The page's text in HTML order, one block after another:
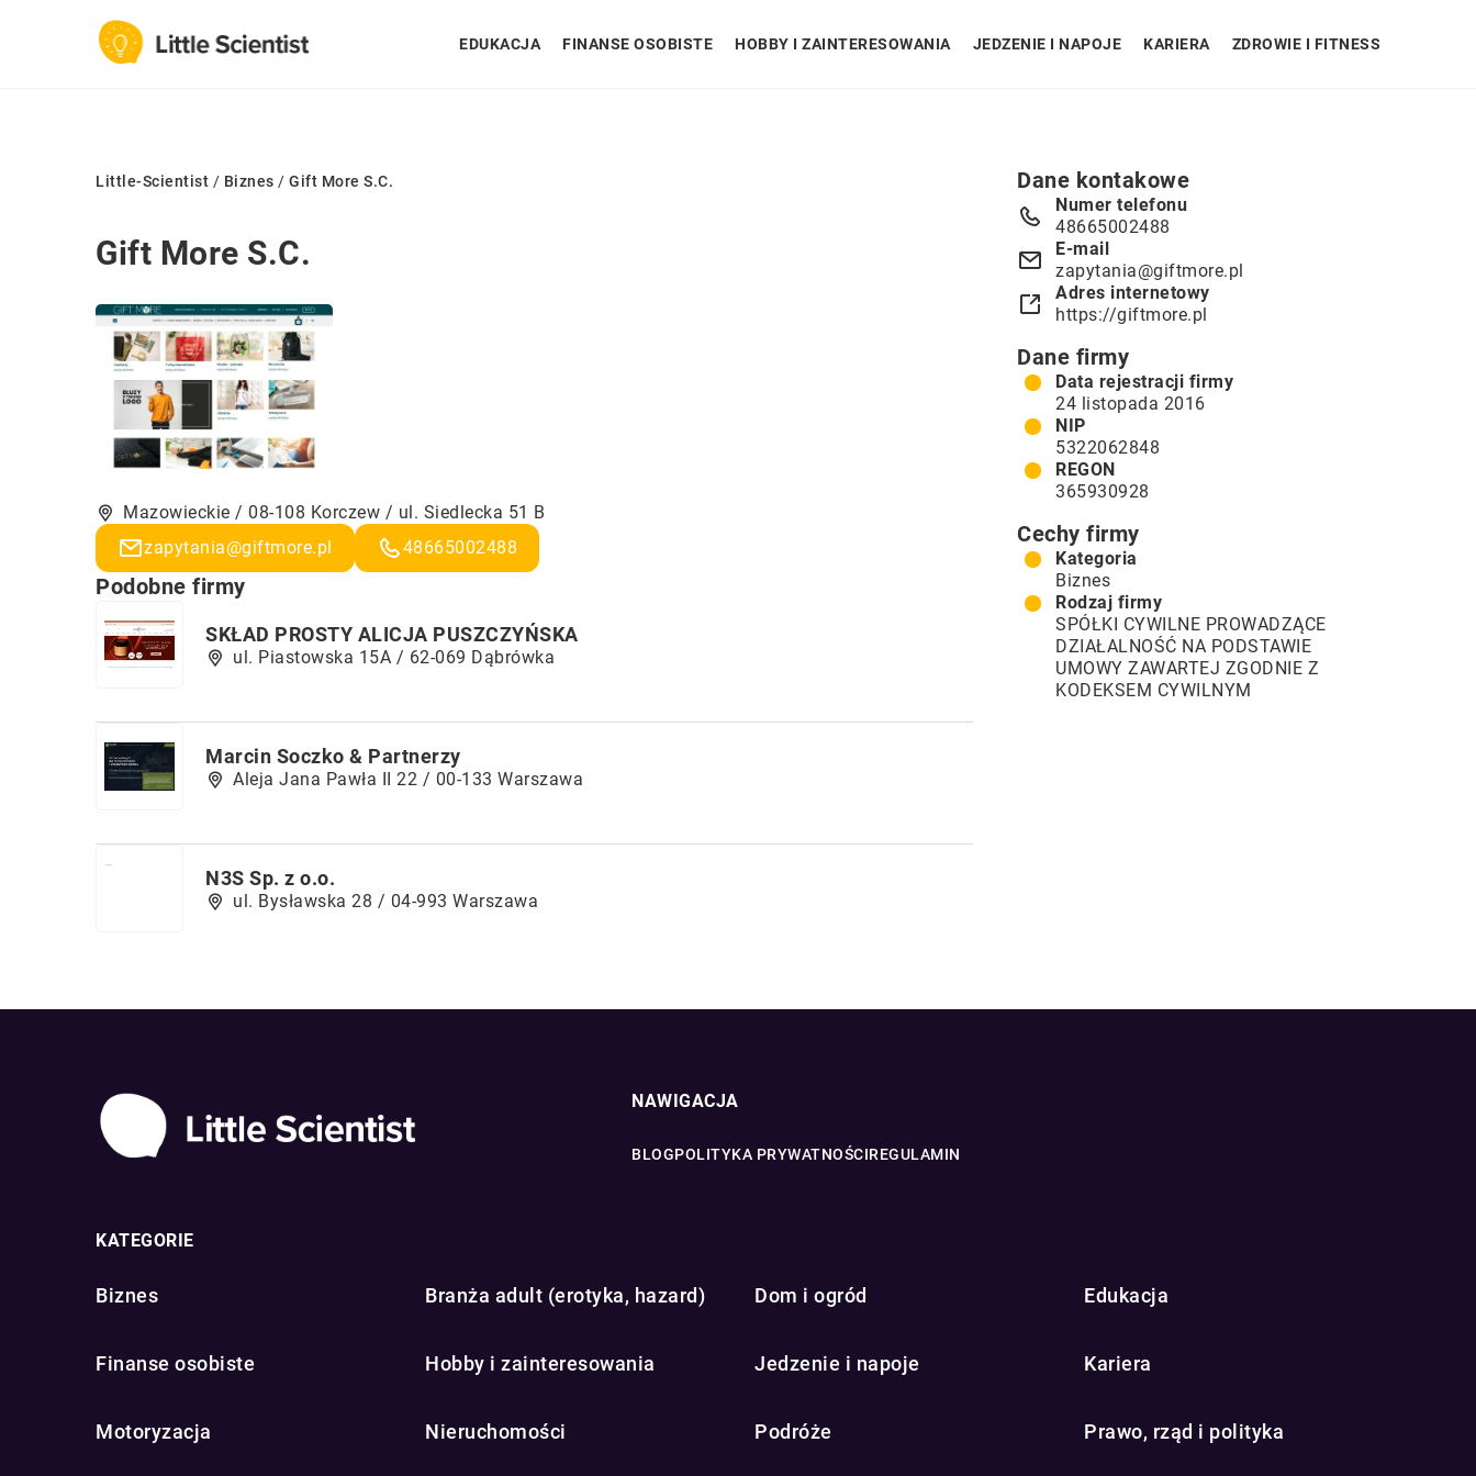
EDUKACJA FINANSE OSOBISTE HOBBY I ZAINTERESOWANIA JEDZENIE I NAPOJE KARIERA ZDROWIE I FITNESS
Little-Scientist / Biznes / Gift More S.C.
Gift More S.C.
Mazowieckie / 08-108 Korczew / ul. Siedlecka 51 B
zapytania@giftmore.pl
48665002488
Podobne firmy
SKŁAD PROSTY ALICJA PUSZCZYŃSKA
ul. Piastowska 15A / 62-069 Dąbrówka
Marcin Soczko & Partnerzy
Aleja Jana Pawła II 22 / 00-133 Warszawa
N3S Sp. z o.o.
ul. Bysławska 28 / 04-993 Warszawa
Dane kontakowe
Numer telefonu
48665002488
E-mail
zapytania@giftmore.pl
Adres internetowy
https://giftmore.pl
Dane firmy
Data rejestracji firmy
24 listopada 2016
NIP
5322062848
REGON
365930928
Cechy firmy
Kategoria
Biznes
Rodzaj firmy
SPÓŁKI CYWILNE PROWADZĄCE
DZIAŁALNOŚĆ NA PODSTAWIE
UMOWY ZAWARTEJ ZGODNIE Z
KODEKSEM CYWILNYM
NAWIGACJA
BLOGPOLITYKA PRYWATNOŚCIREGULAMIN
KATEGORIE
Biznes Branża adult (erotyka, hazard) Dom i ogród Edukacja
Finanse osobiste Hobby i zainteresowania Jedzenie i napoje Kariera
Motoryzacja Nieruchomości Podróże Prawo, rząd i polityka